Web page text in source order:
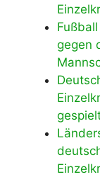
gegen